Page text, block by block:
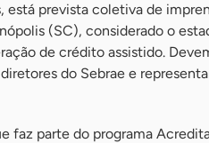
está prevista coletiva de
(SC), considerado o
de crédito assistido.
do Sebrae e
faz parte do programa